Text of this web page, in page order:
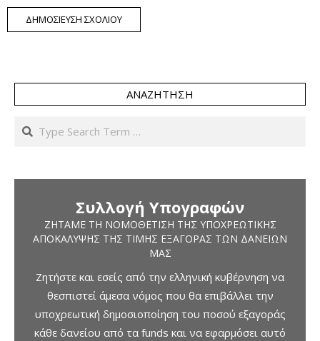
ΑΝΑΖΉΤΗΣΗ
Search
Συλλογή Υπογραφών
ΖΗΤΆΜΕ ΤΗ ΝΟΜΟΘΈΤΙΣΗ ΤΗΣ ΥΠΟΧΡΕΩΤΙΚΉΣ
ΑΠΟΚΆΛΥΨΗΣ ΤΗΣ ΤΙΜΉΣ ΕΞΑΓΟΡΆΣ ΤΩΝ ΔΑΝΕΊΩΝ
ΜΑΣ
Ζητήστε και εσείς από την ελληνική κυβέρνηση να
θεσπιστεί άμεσα νόμος που θα επιβάλλει την
υποχρεωτική δημοσιοποίηση του ποσού εξαγοράς
κάθε δανείου από τα funds και να εφαρμόσει αυτό